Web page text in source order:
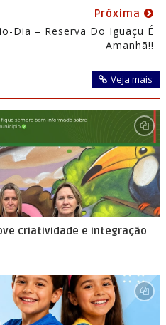
Próxima
Dia – Reserva Do Iguaçu É
Amanhã!!
Veja mais
criatividade e integração